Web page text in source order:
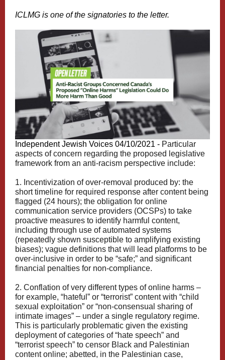
ICLMG is one of the signatories to the letter.
Independent Jewish Voices 04/10/2021 - Particular
aspects of concern regarding the proposed legislative
framework from an anti-racism perspective include:
1. Incentivization of over-removal produced by: the
short timeline for required response after content being
flagged (24 hours); the obligation for online
communication service providers (OCSPs) to take
proactive measures to identify harmful content,
including through use of automated systems
(repeatedly shown susceptible to amplifying existing
biases); vague definitions that will lead platforms to be
over-inclusive in order to be “safe;” and significant
financial penalties for non-compliance.
2. Conflation of very different types of online harms –
for example, “hateful” or “terrorist” content with “child
sexual exploitation” or “non-consensual sharing of
intimate images” – under a single regulatory regime.
This is particularly problematic given the existing
deployment of categories of “hate speech” and
“terrorist speech” to censor Black and Palestinian
content online; abetted, in the Palestinian case,